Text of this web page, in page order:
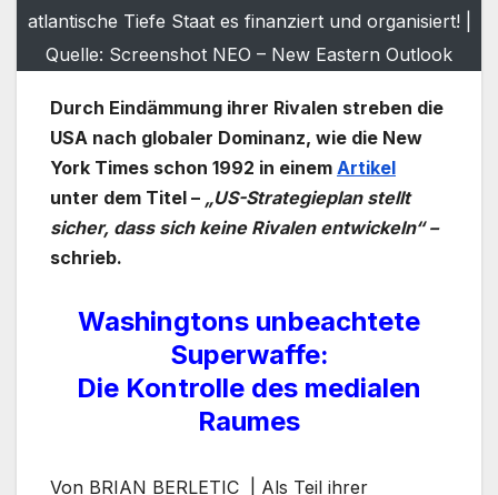
atlantische Tiefe Staat es finanziert und organisiert! |
Quelle: Screenshot NEO – New Eastern Outlook
Durch Eindämmung ihrer Rivalen streben die
USA nach globaler Dominanz, wie die New
York Times schon 1992 in einem Artikel
unter dem Titel – „US-Strategieplan stellt
sicher, dass sich keine Rivalen entwickeln“ –
schrieb.
Washingtons unbeachtete
Superwaffe:
Die Kontrolle des medialen
Raumes
Von BRIAN BERLETIC | Als Teil ihrer